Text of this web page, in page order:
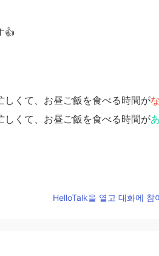
👍
しくて、お昼ご飯を食べる時間が
しくて、お昼ご飯を食べる時間が
今日は天ぷらですか。白子いいで
HelloTalk을 열고 대화에 참